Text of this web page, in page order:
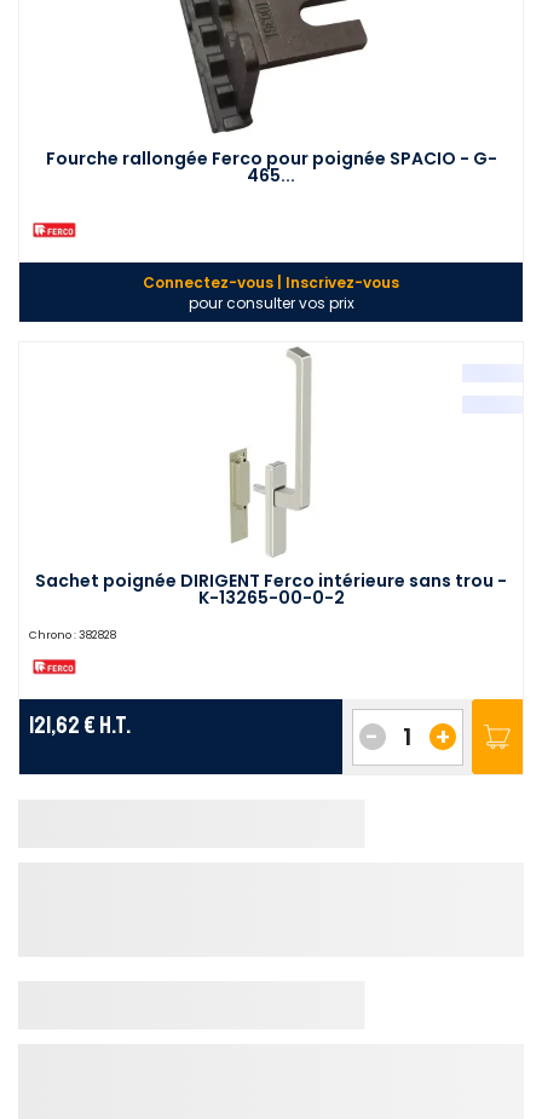
Fourche rallongée Ferco pour poignée SPACIO - G-
465...
Connectez-vous | Inscrivez-vous
pour consulter vos prix
Sachet poignée DIRIGENT Ferco intérieure sans trou -
K-13265-00-0-2
Chrono : 382828
121,62 € H.T. +
-